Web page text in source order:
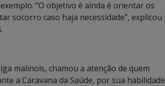
“O objetivo é ainda é orientar os
socorro caso haja necessidade”, explicou
malinois, chamou a atenção de quem
a Caravana da Saúde, por sua habilidade